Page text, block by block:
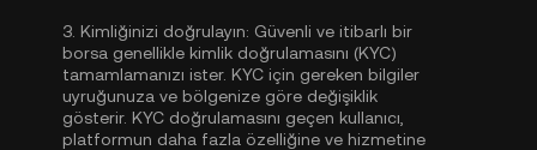
3. Kimliğinizi doğrulayın: Güvenli ve itibarlı bir
borsa genellikle kimlik doğrulamasını (KYC)
tamamlamanızı ister. KYC için gereken bilgiler
uyruğunuza ve bölgenize göre değişiklik
gösterir. KYC doğrulamasını geçen kullanıcı,
platformun daha fazla özelliğine ve hizmetine